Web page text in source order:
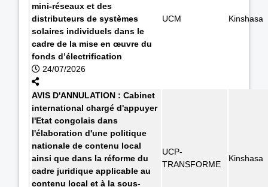
mini-réseaux et des
distributeurs de systèmes
solaires individuels dans le
cadre de la mise en œuvre du
fonds d’électrification
24/07/2026
UCM Kinshasa
AVIS D'ANNULATION : Cabinet
international chargé d'appuyer
l'Etat congolais dans
l'élaboration d'une politique
nationale de contenu local
ainsi que dans la réforme du
cadre juridique applicable au
contenu local et à la sous-
UCP-
TRANSFORME
Kinshasa